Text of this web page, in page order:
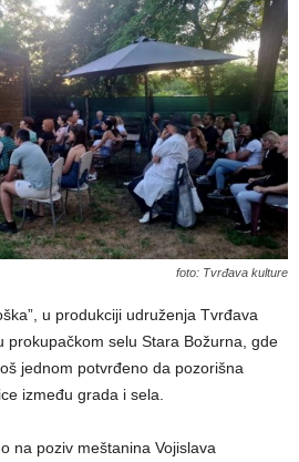
foto: Tvrđava kulture
u produkciji udruženja Tvrđava
prokupačkom selu Stara Božurna, gde
jednom potvrđeno da pozorišna
između grada i sela.
na poziv meštanina Vojislava